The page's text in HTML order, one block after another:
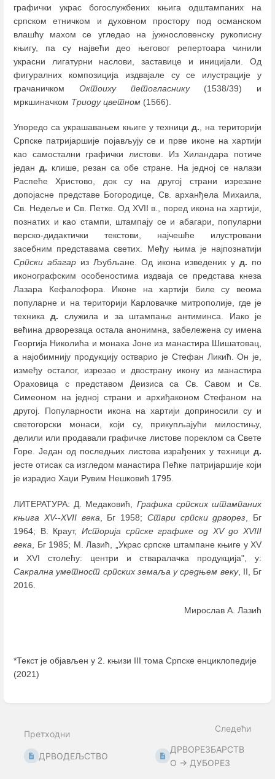
графички украс богослужбених књига одштампаних на
српском етничком и духовном простору под османском
влашћу махом се угледао на јужнословенску рукописну
књигу, па су највећи део његовог репертоара чинили
украсни лигатурни наслови, заставице и иницијали. Од
фигуралних композиција издвајале су се илустрације у
грачаничком Октоиху петогласнику(1538/39) и
мркшиначком Триоду цветном (1566).
Упоредо са украшавањем књиге у техницид., на територији
Српске патријаршије појављују се и прве иконе на хартији
као самостални графички листови. Из Хиландара потиче
један д. клише, резан са обе стране. На једној се налази
Распеће Христово, док су на другој страни изрезане
допојасне представе Богородице, Св. арханђела Михаила,
Св. Недеље и Св. Петке. Од XVII в., поред икона на хартији,
познатих и као стампи, штампају се и абагари, популарни
верско-дидактички текстови, најчешће илустровани
засебним представама светих. Међу њима је најпознатији
Српски абагар из Љубљане. Од икона изведених у д. по
иконографским особеностима издваја се представа кнеза
Лазара Кефалофора. Иконе на хартији биле су веома
популарне и на територији Карловачке митрополије, где је
техникад. служила и за штампање антиминса. Иако је
већина дрворезаца остала анонимна, забележена су имена
Георгија Николића и монаха Јоне из манастира Шишатовац,
а најобимнију продукцију остварио је Стефан Ликић. Он је,
између осталог, изрезао и двострану икону из манастира
Ораховица с представом Деизиса са Св. Савом и Св.
Симеоном на једној страни и архиђаконом Стефаном на
другој. Популарности икона на хартији доприносили су и
светогорски монаси, који су, прикупљајући милостињу,
делили или продавали графичке листове пореклом са Свете
Горе. Један од последњих листова израђених у техници д.
јесте отисак са изгледом манастира Пећке патријаршије који
је израдио Хаџи Рувим Нешковић 1795.
ЛИТЕРАТУРА: Д. Медаковић, Графика српских штампаних
књига XV--XVII века , Бг 1958; Стари српски дрворез , Бг
1964; В. Краут, Историја српске графике од XV до XVIII
века , Бг 1985; М. Лазић, „Украс српске штампане књиге у XV
и XVI столећу: центри и стваралачка продукција", у:
Сакрална уметност српских земаља у средњем веку, II, Бг
2016.
Мирослав А. Лазић
*Текст је објављен у 2. књизи III тома Српске енциклопедије
(2021)
mode
Претходни
ДРВОДЕЉСТВО
Следећи
ДРВОРЕЗБАРСТВ
О → ДУБОРЕЗ